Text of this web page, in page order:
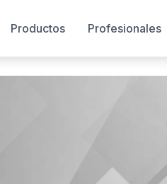
Productos Profesionales